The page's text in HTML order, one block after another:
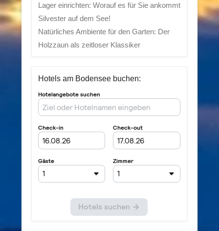
Lager einrichten: Worauf es für Sie ankommt
Silvester auf dem See!
Natürliches Ambiente für den Garten: Der
Holzzaun als zeitloser Klassiker
Hotels am Bodensee buchen: